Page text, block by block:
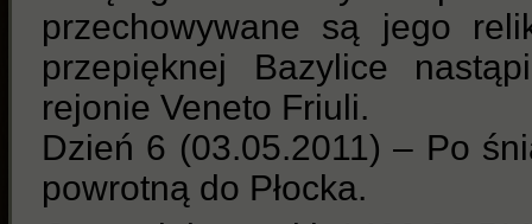
przechowywane są jego
przepięknej Bazylice
rejonie Veneto Friuli.
Dzień 6 (03.05.2011) – Po
powrotną do Płocka.